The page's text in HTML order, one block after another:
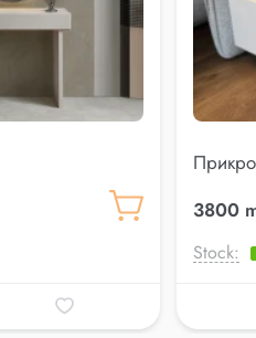
3800
Stock: